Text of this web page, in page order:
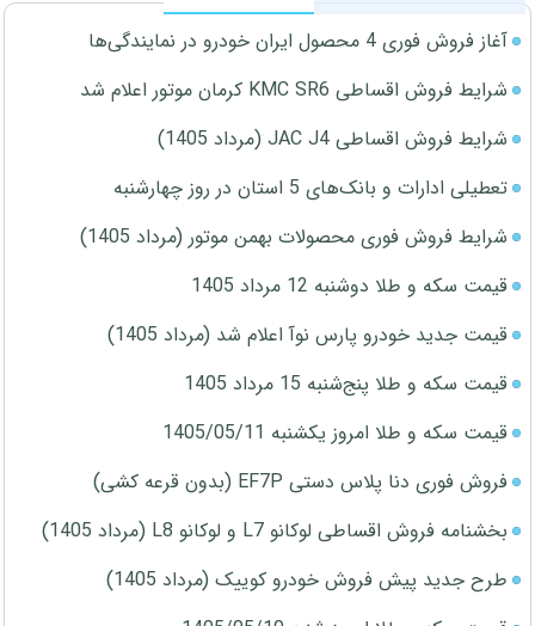
آغاز فروش فوری 4 محصول ایران خودرو در نمایندگی‌ها
شرایط فروش اقساطی KMC SR6 کرمان موتور اعلام شد
شرایط فروش اقساطی JAC J4 (مرداد 1405)
تعطیلی ادارات و بانک‌های 5 استان در روز چهارشنبه
شرایط فروش فوری محصولات بهمن موتور (مرداد 1405)
قیمت سکه و طلا دوشنبه 12 مرداد 1405
قیمت جدید خودرو پارس نوآ اعلام شد (مرداد 1405)
قیمت سکه و طلا پنج‌شنبه 15 مرداد 1405
قیمت سکه و طلا امروز یکشنبه 1405/05/11
فروش فوری دنا پلاس دستی EF7P (بدون قرعه کشی)
بخشنامه فروش اقساطی لوکانو L7 و لوکانو L8 (مرداد 1405)
طرح جدید پیش فروش خودرو کوییک (مرداد 1405)